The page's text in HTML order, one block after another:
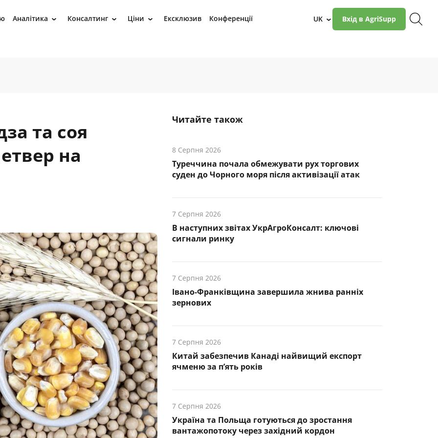
Аналітика › Консалтинг › Ціни › Ексклюзив Конференції UK › Вхід в AgriSupp
та соя
на
Читайте також
8 Серпня 2026
Туреччина почала обмежувати рух торгових
суден до Чорного моря після активізації атак
7 Серпня 2026
В наступних звітах УкрАгроКонсалт: ключові
cигнали ринку
7 Серпня 2026
Івано-Франківщина завершила жнива ранніх
зернових
7 Серпня 2026
Китай забезпечив Канаді найвищий експорт
ячменю за п’ять років
7 Серпня 2026
Україна та Польща готуються до зростання
вантажопотоку через західний кордон